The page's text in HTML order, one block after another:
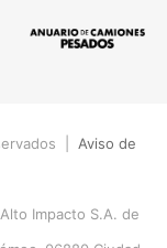
| Aviso de
Impacto S.A. de